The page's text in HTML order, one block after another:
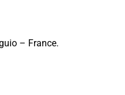
– France.